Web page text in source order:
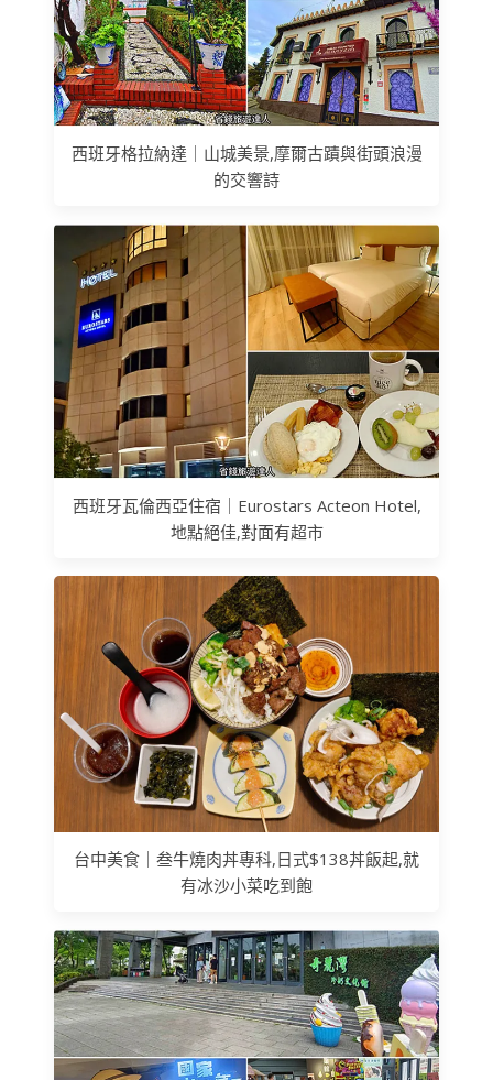
西班牙格拉納達｜山城美景,摩爾古蹟與街頭浪漫
的交響詩
西班牙瓦倫西亞住宿｜Eurostars Acteon Hotel,
地點絕佳,對面有超市
台中美食｜叁牛燒肉丼專科,日式$138丼飯起,就
有冰沙小菜吃到飽